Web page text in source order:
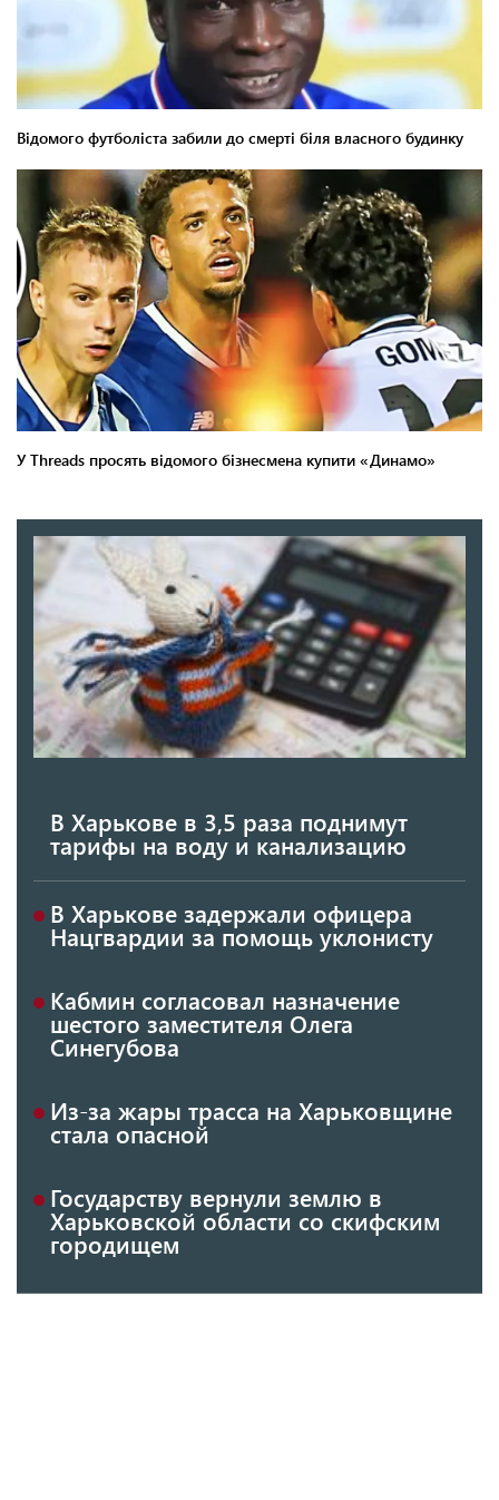
В Харькове в 3,5 раза поднимут
тарифы на воду и канализацию
В Харькове задержали офицера
Нацгвардии за помощь уклонисту
Кабмин согласовал назначение
шестого заместителя Олега
Синегубова
Из-за жары трасса на Харьковщине
стала опасной
Государству вернули землю в
Харьковской области со скифским
городищем